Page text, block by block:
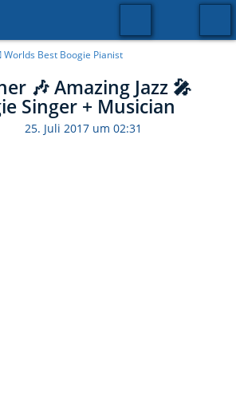
Worlds Best Boogie Pianist
🎶 Amazing Jazz 🎤
Singer + Musician
25. Juli 2017 um 02:31